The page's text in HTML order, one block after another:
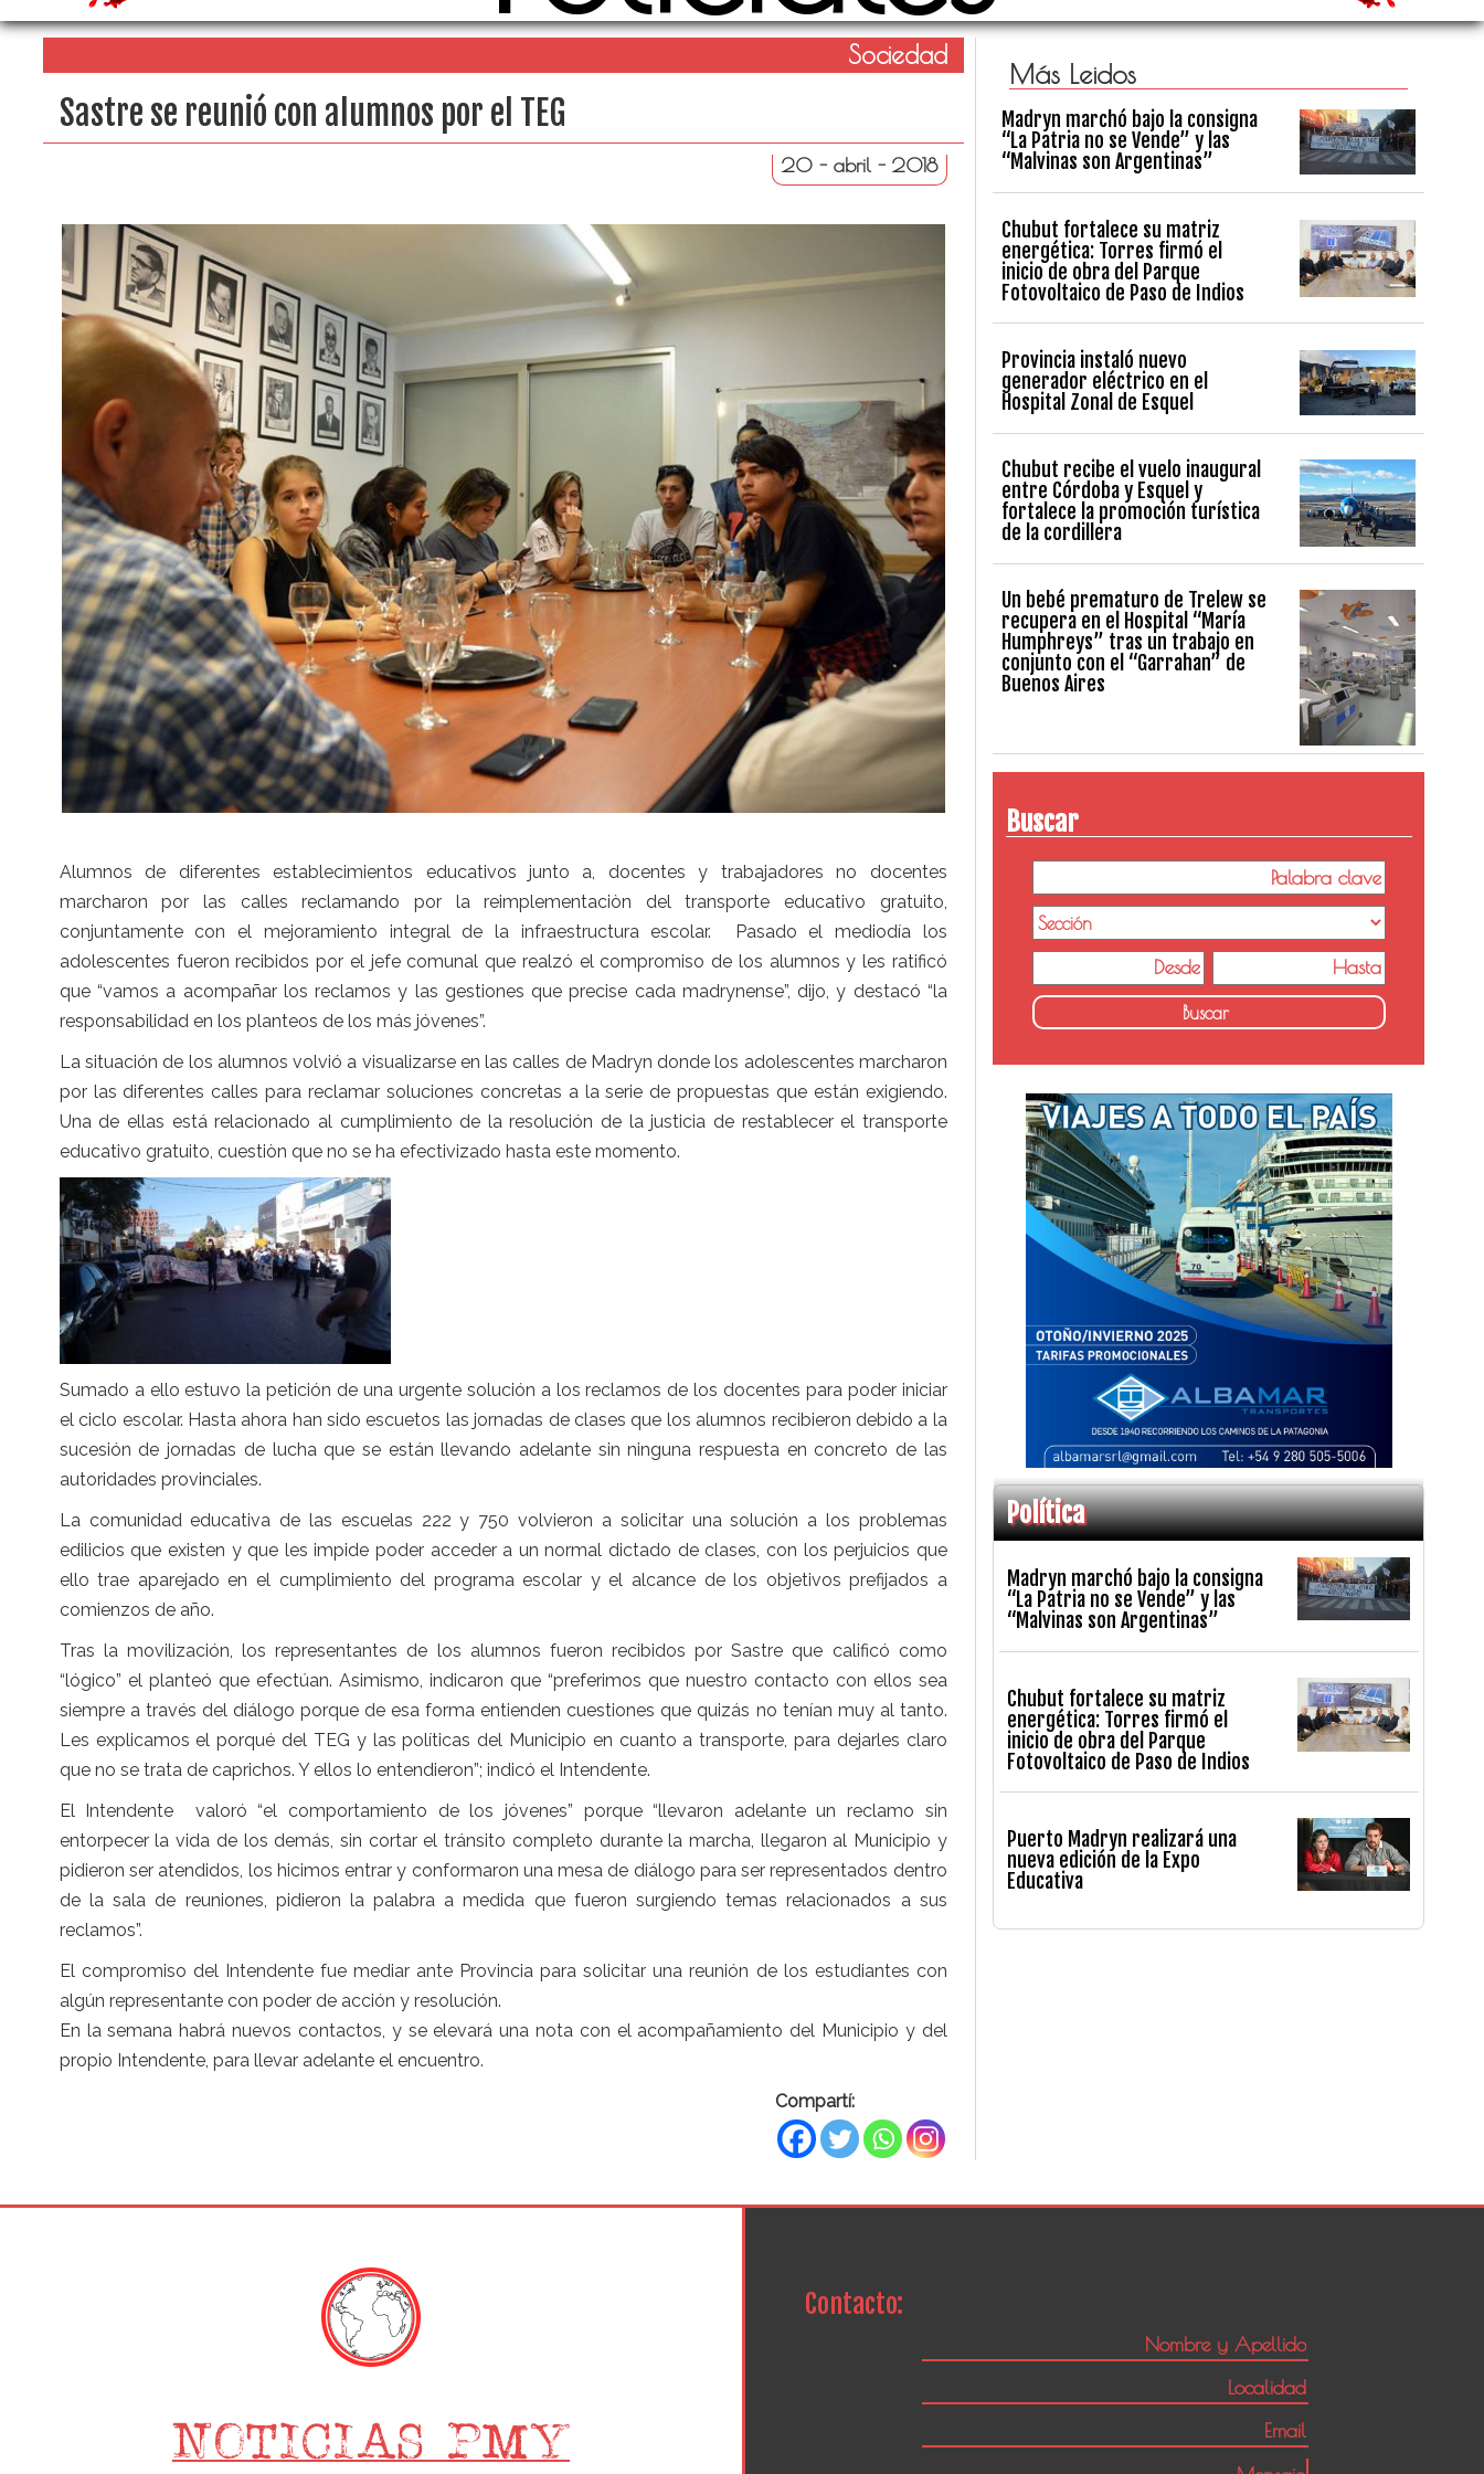
Sociedad
Sastre se reunió con alumnos por el TEG
20 - abril - 2018
Alumnos de diferentes establecimientos educativos junto a, docentes y trabajadores no docentes
marcharon por las calles reclamando por la reimplementaciòn del transporte educativo gratuito,
conjuntamente con el mejoramiento integral de la infraestructura escolar. Pasado el mediodía los
adolescentes fueron recibidos por el jefe comunal que realzó el compromiso de los alumnos y les ratificó
que “vamos a acompañar los reclamos y las gestiones que precise cada madrynense”, dijo, y destacó “la
responsabilidad en los planteos de los más jóvenes”.
La situación de los alumnos volvió a visualizarse en las calles de Madryn donde los adolescentes marcharon
por las diferentes calles para reclamar soluciones concretas a la serie de propuestas que están exigiendo.
Una de ellas está relacionado al cumplimiento de la resolución de la justicia de restablecer el transporte
educativo gratuito, cuestiòn que no se ha efectivizado hasta este momento.
Sumado a ello estuvo la petición de una urgente solución a los reclamos de los docentes para poder iniciar
el ciclo escolar. Hasta ahora han sido escuetos las jornadas de clases que los alumnos recibieron debido a la
sucesión de jornadas de lucha que se están llevando adelante sin ninguna respuesta en concreto de las
autoridades provinciales.
La comunidad educativa de las escuelas 222 y 750 volvieron a solicitar una solución a los problemas
edilicios que existen y que les impide poder acceder a un normal dictado de clases, con los perjuicios que
ello trae aparejado en el cumplimiento del programa escolar y el alcance de los objetivos prefijados a
comienzos de año.
Tras la movilización, los representantes de los alumnos fueron recibidos por Sastre que calificó como
“lógico” el planteó que efectúan. Asimismo, indicaron que “preferimos que nuestro contacto con ellos sea
siempre a través del diálogo porque de esa forma entienden cuestiones que quizás no tenían muy al tanto.
Les explicamos el porqué del TEG y las políticas del Municipio en cuanto a transporte, para dejarles claro
que no se trata de caprichos. Y ellos lo entendieron”; indicó el Intendente.
El Intendente valoró “el comportamiento de los jóvenes” porque “llevaron adelante un reclamo sin
entorpecer la vida de los demás, sin cortar el tránsito completo durante la marcha, llegaron al Municipio y
pidieron ser atendidos, los hicimos entrar y conformaron una mesa de diálogo para ser representados dentro
de la sala de reuniones, pidieron la palabra a medida que fueron surgiendo temas relacionados a sus
reclamos”.
El compromiso del Intendente fue mediar ante Provincia para solicitar una reunión de los estudiantes con
algún representante con poder de acción y resolución.
En la semana habrá nuevos contactos, y se elevará una nota con el acompañamiento del Municipio y del
propio Intendente, para llevar adelante el encuentro.
Compartí:
Más Leidos
Madryn marchó bajo la consigna
“La Patria no se Vende” y las
“Malvinas son Argentinas”
Chubut fortalece su matriz
energética: Torres firmó el
inicio de obra del Parque
Fotovoltaico de Paso de Indios
Provincia instaló nuevo
generador eléctrico en el
Hospital Zonal de Esquel
Chubut recibe el vuelo inaugural
entre Córdoba y Esquel y
fortalece la promoción turística
de la cordillera
Un bebé prematuro de Trelew se
recupera en el Hospital “María
Humphreys” tras un trabajo en
conjunto con el “Garrahan” de
Buenos Aires
Buscar
Política
Madryn marchó bajo la consigna
“La Patria no se Vende” y las
“Malvinas son Argentinas”
Chubut fortalece su matriz
energética: Torres firmó el
inicio de obra del Parque
Fotovoltaico de Paso de Indios
Puerto Madryn realizará una
nueva edición de la Expo
Educativa
Contacto: